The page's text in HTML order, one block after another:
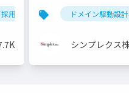
用 pm採用 プロダ
ドメイン駆動設計
シンプレクス